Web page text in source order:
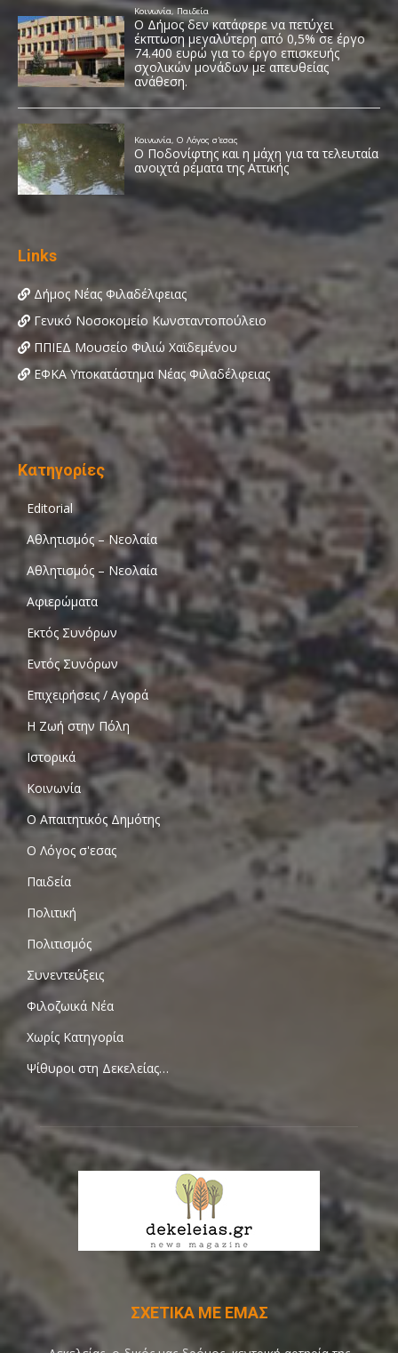
Links
Δήμος Νέας Φιλαδέλφειας
Γενικό Νοσοκομείο Κωνσταντοπούλειο
ΠΠΙΕΔ Μουσείο Φιλιώ Χαϊδεμένου
ΕΦΚΑ Υποκατάστημα Νέας Φιλαδέλφειας
Κατηγορίες
Editorial
Αθλητισμός – Νεολαία
Αθλητισμός – Νεολαία
Αφιερώματα
Εκτός Συνόρων
Εντός Συνόρων
Επιχειρήσεις / Αγορά
Η Ζωή στην Πόλη
Ιστορικά
Κοινωνία
Ο Απαιτητικός Δημότης
Ο Λόγος σ'εσας
Παιδεία
Πολιτική
Πολιτισμός
Συνεντεύξεις
Φιλοζωικά Νέα
Χωρίς Κατηγορία
Ψίθυροι στη Δεκελείας…
ΣΧΕΤΙΚΑ ΜΕ ΕΜΑΣ